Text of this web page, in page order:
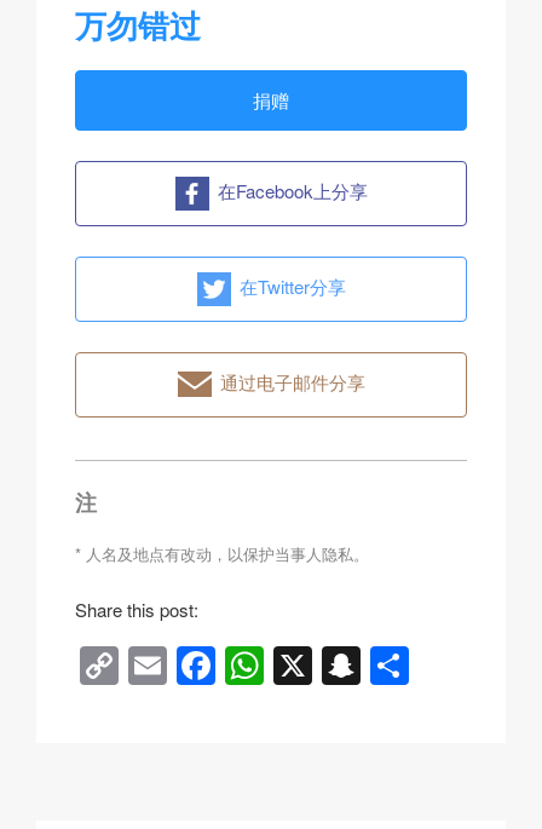
万勿错过
捐赠
在Facebook上分享
在Twitter分享
通过电子邮件分享
注
* 人名及地点有改动，以保护当事人隐私。
Share this post:
C
o
E
m
F
a
W
h
X S
n